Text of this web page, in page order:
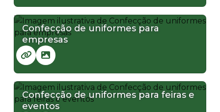
Confecção de uniformes para
empresas
Confecção de uniformes para feiras e
eventos